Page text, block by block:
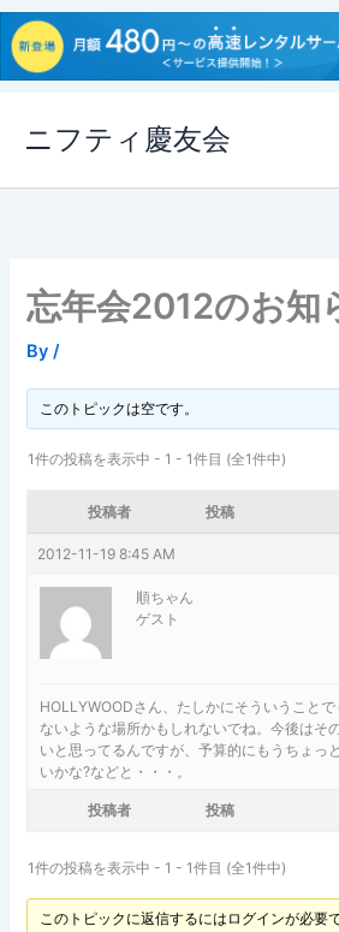
ス
ニフティ慶友会
忘年会2012のお知
By/
このトピックは空です。
1件の投稿を表示中 - 1 - 1件目 (全1件中)
投稿者 投稿
2012-11-19 8:45 AM
順ちゃん
ゲスト
HOLLYWOODさん、たしかにそういうこと
ないような場所かもしれないでね。今後はそ
いと思ってるんですが、予算的にもうちょっ
いかな?などと・・・。
投稿者 投稿
1件の投稿を表示中 - 1 - 1件目 (全1件中)
このトピックに返信するにはログインが必要で